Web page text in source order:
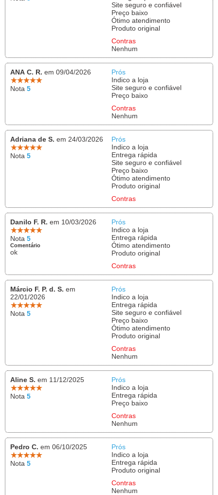
Site seguro e confiável
Preço baixo
Ótimo atendimento
Produto original
Contras
Nenhum
ANA C. R. em 09/04/2026
Nota 5
Prós
Indico a loja
Site seguro e confiável
Preço baixo
Contras
Nenhum
Adriana de S. em 24/03/2026
Nota 5
Prós
Indico a loja
Entrega rápida
Site seguro e confiável
Preço baixo
Ótimo atendimento
Produto original
Contras
Danilo F. R. em 10/03/2026
Nota 5
Comentário
ok
Prós
Indico a loja
Entrega rápida
Ótimo atendimento
Produto original
Contras
Márcio F. P. d. S. em
22/01/2026
Nota 5
Prós
Indico a loja
Entrega rápida
Site seguro e confiável
Preço baixo
Ótimo atendimento
Produto original
Contras
Nenhum
Aline S. em 11/12/2025
Nota 5
Prós
Indico a loja
Entrega rápida
Preço baixo
Contras
Nenhum
Pedro C. em 06/10/2025
Nota 5
Prós
Indico a loja
Entrega rápida
Produto original
Contras
Nenhum